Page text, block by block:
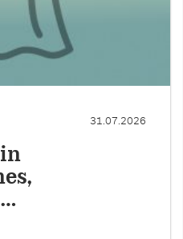
31.07.2026